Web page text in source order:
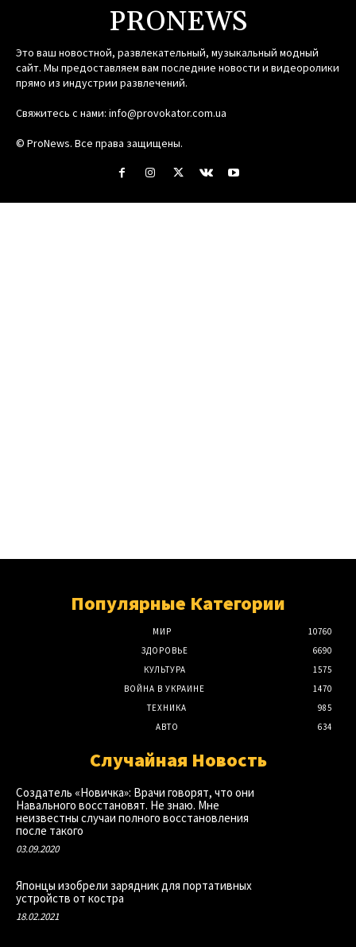
PRONEWS
Это ваш новостной, развлекательный, музыкальный модный
сайт. Мы предоставляем вам последние новости и видеоролики
прямо из индустрии развлечений.
Свяжитесь с нами: info@provokator.com.ua
© ProNews. Все права защищены.
Популярные Категории
МИР
10760
ЗДОРОВЬЕ
6690
КУЛЬТУРА
1575
ВОЙНА В УКРАИНЕ
1470
ТЕХНИКА
985
АВТО
634
Случайная Новость
Создатель «Новичка»: Врачи говорят, что они
Навального восстановят. Не знаю. Мне
неизвестны случаи полного восстановления
после такого
03.09.2020
Японцы изобрели зарядник для портативных
устройств от костра
18.02.2021